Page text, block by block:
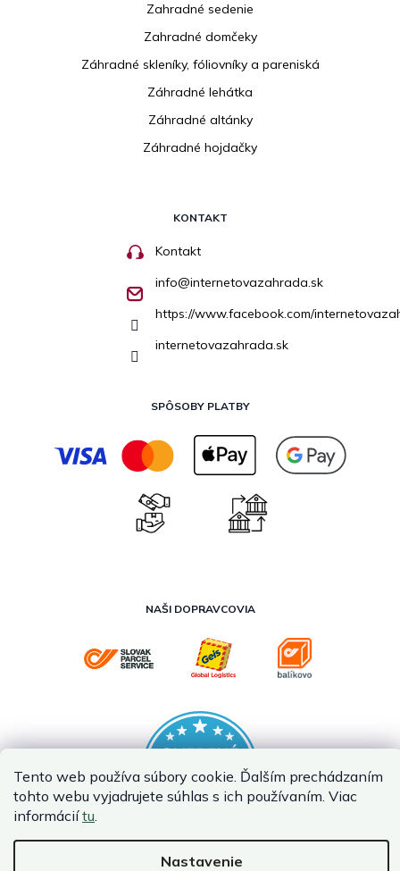
Tento web používa súbory cookie. Ďalším prechádzaním
tohto webu vyjadrujete súhlas s ich používaním. Viac
informáciítu.
Nastavenie
Zahradné sedenie
Zahradné domčeky
Záhradné skleníky, fóliovníky a pareniská
Záhradné lehátka
Záhradné altánky
Záhradné hojdačky
KONTAKT
Kontakt
info@internetovazahrada.sk
https://www.facebook.com/
internetovazahrada.sk
SPÔSOBY PLATBY
NAŠI DOPRAVCOVIA